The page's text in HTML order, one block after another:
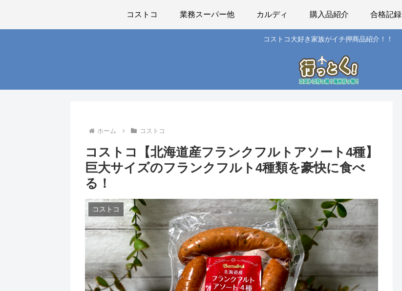
コストコ大好き家族がイチ押商品紹介！！
コストコ 業務スーパー他 カルディ 購入品紹介 合格記録
ホーム コストコ
コストコ【北海道産フランクフルトアソート4種】
巨大サイズのフランクフルト4種類を豪快に食べ
る！
コストコ